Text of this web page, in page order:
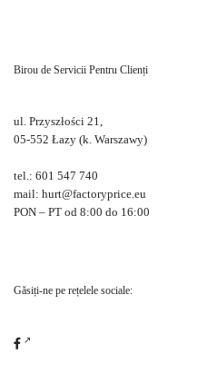
Birou de Servicii Pentru Clienți
ul. Przyszłości 21,
05-552 Łazy (k. Warszawy)
tel.: 601 547 740
mail: hurt@factoryprice.eu
PON – PT od 8:00 do 16:00
Găsiți-ne pe rețelele sociale: